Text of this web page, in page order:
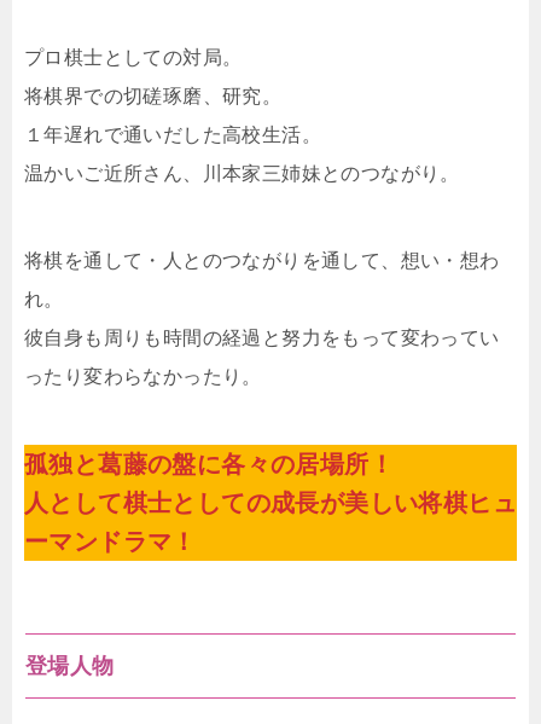
プロ棋士としての対局。
将棋界での切磋琢磨、研究。
１年遅れで通いだした高校生活。
温かいご近所さん、川本家三姉妹とのつながり。
将棋を通して・人とのつながりを通して、想い・想わ
れ。
彼自身も周りも時間の経過と努力をもって変わってい
ったり変わらなかったり。
孤独と葛藤の盤に各々の居場所！
人として棋士としての成長が美しい将棋ヒュ
ーマンドラマ！
登場人物